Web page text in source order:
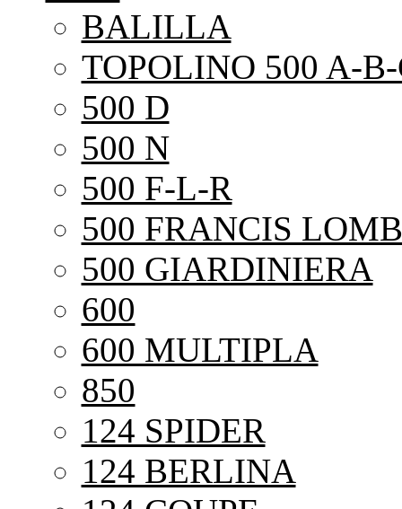
BALILLA
TOPOLINO 500 A-
500 D
500 N
500 F-L-R
500 FRANCIS
500 GIARDINIERA
600
600 MULTIPLA
850
124 SPIDER
124 BERLINA